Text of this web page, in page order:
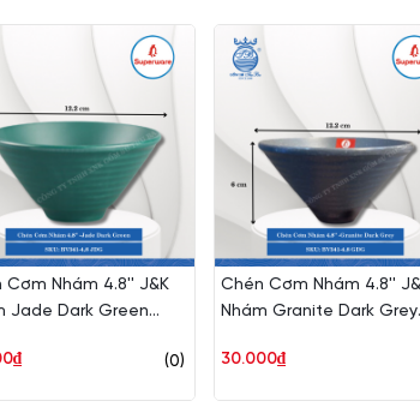
Cơm Nhám 4.8'' J&K
Jade Dark Green
Nhựa
(0)
Chén Cơm Nhám 4.8''
Nhám Granite Dark Grey
Cao: 6cm Superware
30.000₫